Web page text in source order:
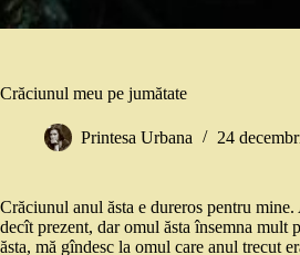
Crăciunul meu pe jumătate
Printesa Urbana 24
Crăciunul anul ăsta e dureros pentru
decît prezent, dar omul ăsta însemna mult
ăsta, mă gîndesc la omul care anul trecut